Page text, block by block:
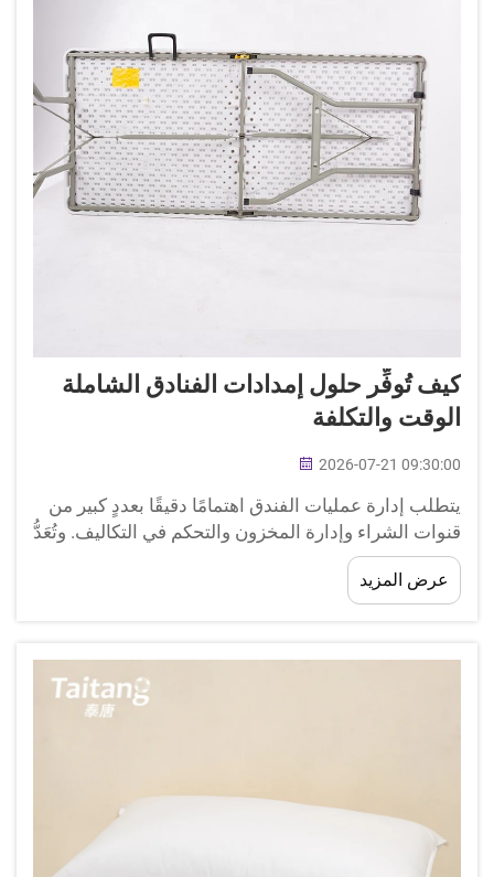
كيف تُوفِّر حلول إمدادات الفنادق الشاملة
الوقت والتكلفة
2026-07-21 09:30:00
يتطلب إدارة عمليات الفندق اهتمامًا دقيقًا بعددٍ كبير من
قنوات الشراء وإدارة المخزون والتحكم في التكاليف. وتُعَدُّ
عملية توحيد علاقات المورِّدين إحدى أكثر الاستراتيجيات
فعاليةً التي اعتمدتْها شركات الضيافة...
عرض المزيد